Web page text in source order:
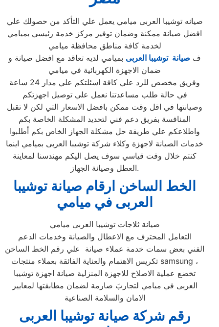
صيانه توشيبا العربى ميامي يعمل علي التأكد من حصولك علي
افضل صيانة ممكنة وضمان توفير مركز خدمة رئيسي بميامي
لخدمة كافة مناطق محافظة ميامي
ف صيانة توشيبا العربى بميامي لديه تعاقد مع افضل صيانة و
ضمان الاجهزة الكهربائية في ميامي
وفريق مخصص للرد علي كافة اسئلتكم علي مدار 24 ساعة
في حالة طلب مساعدتنا نعمل علي توصيل اجهزتكم
وصيانتها في اقل وقت ممكن بافضل الاسعار التي لكن لا تقبل
المنافسة بفريق دعم فني لتحديد المشكلة الخاصة بكم
واطلاعكم علي طريقة حل مشكلة الجهاز الخاص بكم أطلبوا
خدمات الصيانة لاجهزة وكلاء شركة توشيبا العربى بميامي اينما
كنتم خلال وقت قياسي سوف يصل اليكم مهندسنا لمعاينة
العطل وصيانة الجهاز.
الخط الساخن ارقام صيانة توشيبا
العربى في ميامي
صيانة ثلاجات توشيبا العربى ميامي
التعامل المحترف مع الاعطال والصيانة وخدمات الدعم
الفني بعض سمات خدمة عملاء صيانة علي رقم الخط الساخن
تكريس الاهتمام والعناية الفائقة بعملاء منتجات samsung ،
تخضع عملية الاصلاح للاجهزة المنزلية صيانة اجهزة توشيبا
العربى في ميامي لتجاربَ صارمة لضمان مطابقتها لمعايير
الامان والسلامة الصناعية
رقم شركة صيانة توشيبا العربى